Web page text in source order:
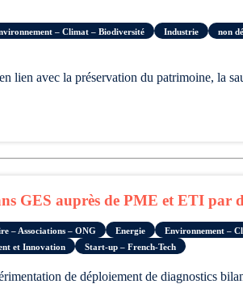
– Climat – Biodiversité Industrie non
GES auprès de PME et ETI par
– Associations – ONG Energie Environnement –
et Innovation Start-up – French-Tech